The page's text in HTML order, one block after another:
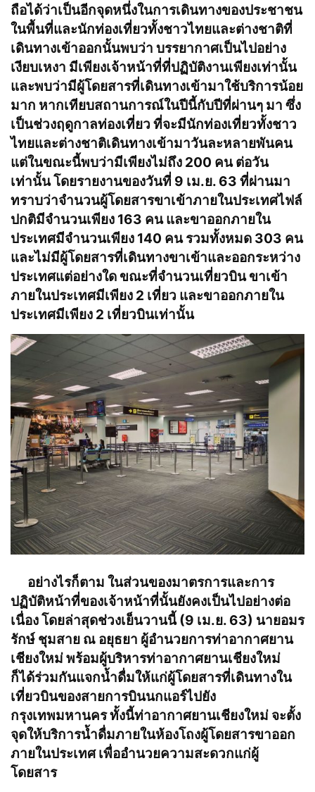
ถือได้ว่าเป็นอีกจุดหนึ่งในการเดินทางของประชาชน
ในพื้นที่และนักท่องเที่ยวทั้งชาวไทยและต่างชาติที่
เดินทางเข้าออกนั้นพบว่า บรรยากาศเป็นไปอย่าง
เงียบเหงา มีเพียงเจ้าหน้าที่ที่ปฏิบัติงานเพียงเท่านั้น
และพบว่ามีผู้โดยสารที่เดินทางเข้ามาใช้บริการน้อย
มาก หากเทียบสถานการณ์ในปีนี้กับปีที่ผ่านๆ มา ซึ่ง
เป็นช่วงฤดูกาลท่องเที่ยว ที่จะมีนักท่องเที่ยวทั้งชาว
ไทยและต่างชาติเดินทางเข้ามาวันละหลายพันคน
แต่ในขณะนี้พบว่ามีเพียงไม่ถึง 200 คน ต่อวัน
เท่านั้น โดยรายงานของวันที่ 9 เม.ย. 63 ที่ผ่านมา
ทราบว่าจำนวนผู้โดยสารขาเข้าภายในประเทศไฟล์
ปกติมีจำนวนเพียง 163 คน และขาออกภายใน
ประเทศมีจำนวนเพียง 140 คน รวมทั้งหมด 303 คน
และไม่มีผู้โดยสารที่เดินทางขาเข้าและออกระหว่าง
ประเทศแต่อย่างใด ขณะที่จำนวนเที่ยวบิน ขาเข้า
ภายในประเทศมีเพียง 2 เที่ยว และขาออกภายใน
ประเทศมีเพียง 2 เที่ยวบินเท่านั้น
อย่างไรก็ตาม ในส่วนของมาตรการและการ
ปฏิบัติหน้าที่ของเจ้าหน้าที่นั้นยังคงเป็นไปอย่างต่อ
เนื่อง โดยล่าสุดช่วงเย็นวานนี้ (9 เม.ย. 63) นายอมร
รักษ์ ชุมสาย ณ อยุธยา ผู้อำนวยการท่าอากาศยาน
เชียงใหม่ พร้อมผู้บริหารท่าอากาศยานเชียงใหม่
ก็ได้ร่วมกันแจกน้ำดื่มให้แก่ผู้โดยสารที่เดินทางใน
เที่ยวบินของสายการบินนกแอร์ไปยัง
กรุงเทพมหานคร ทั้งนี้ท่าอากาศยานเชียงใหม่ จะตั้ง
จุดให้บริการน้ำดื่มภายในห้องโถงผู้โดยสารขาออก
ภายในประเทศ เพื่ออำนวยความสะดวกแก่ผู้
โดยสาร